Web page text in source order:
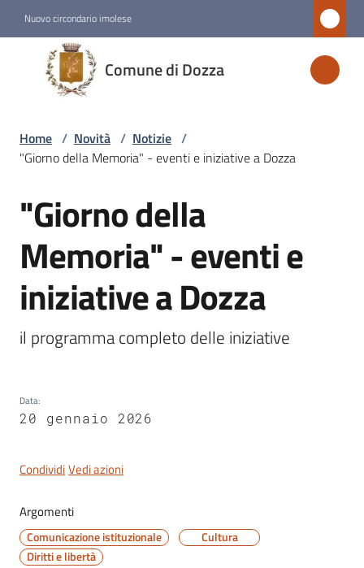
Nuovo circondario imolese
Comune di Dozza
Comune
di
Dozza
Novità
Servizi
Vivere
Dozza
on-
Tutti
gli
Home / Novità / Notizie /
"Giorno della Memoria" - eventi e iniziative a Dozza
Salta al contenuto
"Giorno della
Memoria" - eventi e
iniziative a Dozza
il programma completo delle iniziative
Data:
20 gennaio 2026
CondividiVedi azioni
Argomenti
Comunicazione istituzionale
Cultura
Diritti e libertà